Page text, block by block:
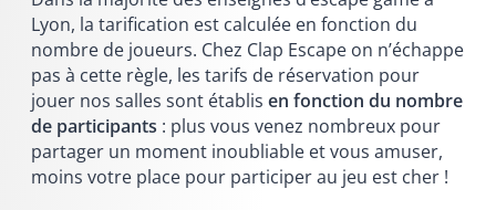
Lyon, la tarification est calculée en fonction du
nombre de joueurs. Chez Clap Escape on n’échappe
pas à cette règle, les tarifs de réservation pour
jouer nos salles sont établis en fonction du nombre
de participants : plus vous venez nombreux pour
partager un moment inoubliable et vous amuser,
moins votre place pour participer au jeu est cher !